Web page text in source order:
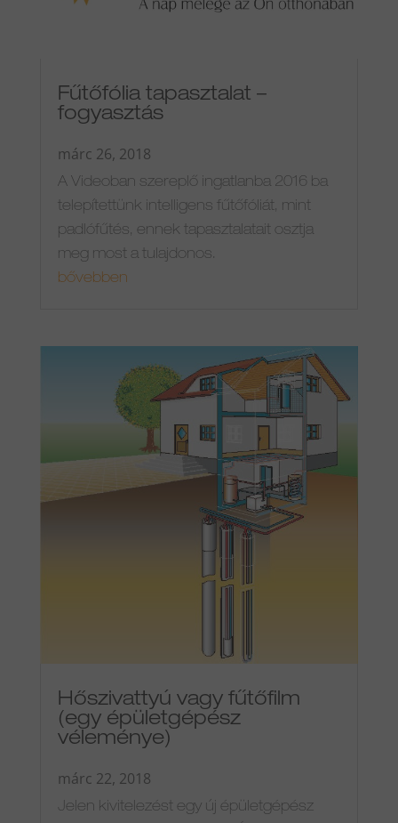
Fűtőfólia tapasztalat –
fogyasztás
márc 26, 2018
A Videoban szereplő ingatlanba 2016 ba
telepítettünk intelligens fűtőfóliát, mint
padlófűtés, ennek tapasztalatait osztja
meg most a tulajdonos.
bővebben
Hőszivattyú vagy fűtőfilm
(egy épületgépész
véleménye)
márc 22, 2018
Jelen kivitelezést egy új épületgépész